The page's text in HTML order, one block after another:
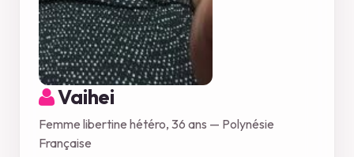
Vaihei
Femme libertine hétéro, 36 ans — Polynésie
Française